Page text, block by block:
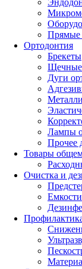
Прямые
Ортодонтия
Брекеты
Щечные
Дуги
Лампы
Прочее
Товары
Очистка и
Емкости